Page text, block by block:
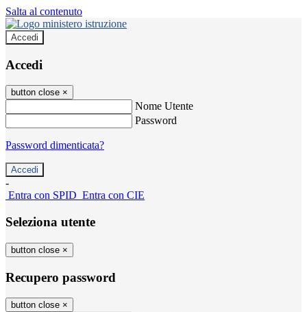
Salta al contenuto
Accedi
Accedi
button close ×
Nome Utente
Password
Password dimenticata?
-
Entra con SPID Entra con CIE
Seleziona utente
button close ×
Recupero password
button close ×